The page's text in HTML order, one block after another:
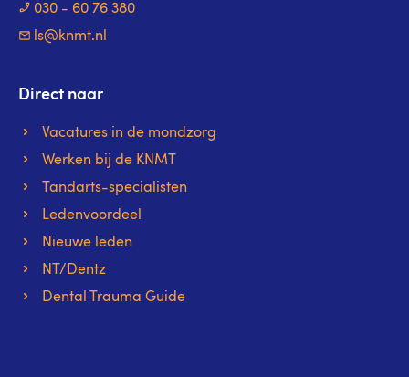
030 - 60 76 380
ls@knmt.nl
Direct naar
Vacatures in de mondzorg
Werken bij de KNMT
Tandarts-specialisten
Ledenvoordeel
Nieuwe leden
NT/Dentz
Dental Trauma Guide